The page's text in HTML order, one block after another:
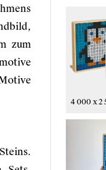
zum
4 000 x 2